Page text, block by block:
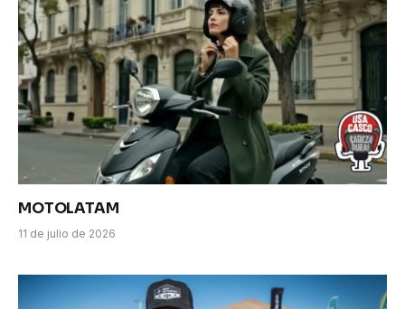
MOTOLATAM
11 de julio de 2026